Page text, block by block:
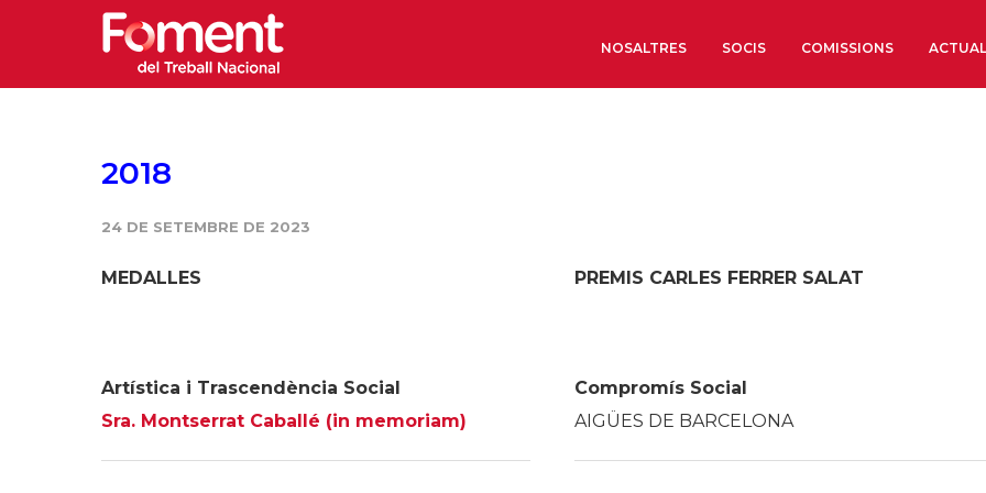
NOSALTRES
Institut d’Estudis
Coneix més
SOCIS COMISSIONS
2018
24 DE SETEMBRE DE 2023
MEDALLES
Artística i Trascendència Social
Sra. Montserrat Caballé (in memoriam)
PREMIS CARLES FERRER SALAT
Compromís Social
AIGÜES DE BARCELONA